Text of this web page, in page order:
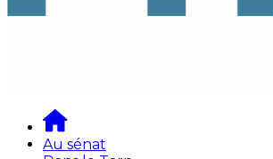
Au sénat